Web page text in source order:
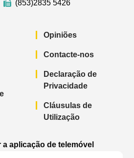
(853)2835 5426
Opiniões
Contacte-nos
Declaração de
Privacidade
Cláusulas de
Utilização
a aplicação de telemóvel